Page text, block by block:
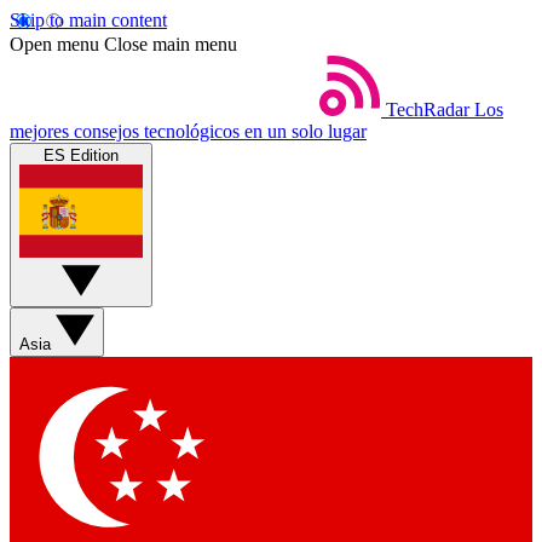
Skip to main content
Open menu Close main menu
TechRadar Los
mejores consejos tecnológicos en un solo lugar
ES Edition
Asia